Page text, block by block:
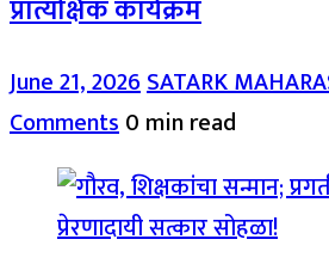
प्रात्यक्षिक कार्यक्रम
June 21, 2026SATARK
Comments0 min read